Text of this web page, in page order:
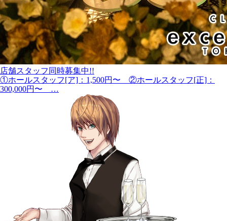
店舗スタッフ同時募集中!!
①ホールスタッフ[ア]：1,500円〜 ②ホールスタッフ[正]：
300,000円〜 …